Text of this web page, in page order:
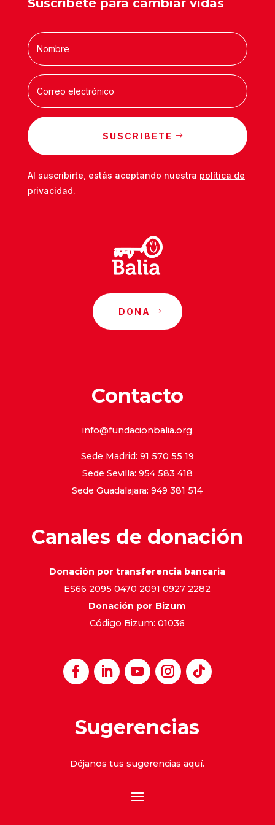
SUSCRIBETE
Al suscribirte, estás aceptando nuestra política de
privacidad.
DONA
Contacto
info@fundacionbalia.org
Sede Madrid: 91 570 55 19
Sede Sevilla: 954 583 418
Sede Guadalajara: 949 381 514
Canales de donación
Donación por transferencia bancaria
ES66 2095 0470 2091 0927 2282
Donación por Bizum
Código Bizum: 01036
Sugerencias
Déjanos tus sugerenciasaquí.